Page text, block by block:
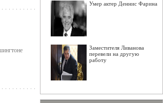
Умер актер Деннис Фарина
Заместителя Ливанова
перевели на другую
работу